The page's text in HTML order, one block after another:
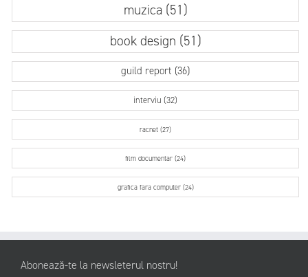
muzica (51)
book design (51)
guild report (36)
interviu (32)
racnet (27)
film documentar (24)
grafica fara computer (24)
Abonează-te la newsleterul nostru!